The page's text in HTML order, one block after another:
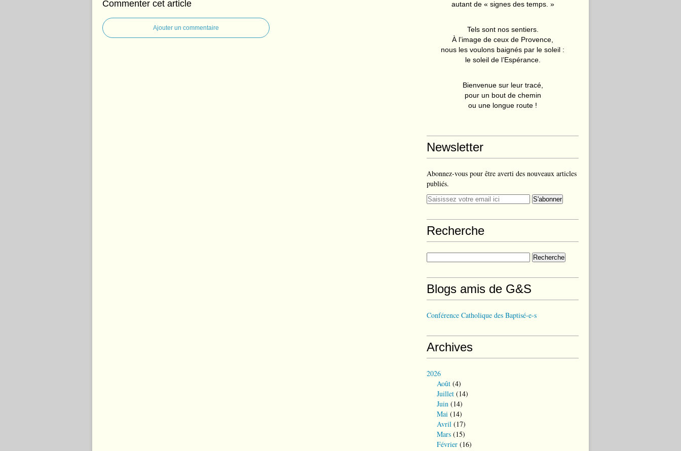
Commenter cet article
Ajouter un commentaire
autant de « signes des temps. »
Tels sont nos sentiers.
À l’image de ceux de Provence,
nous les voulons baignés par le soleil :
le soleil de l’Espérance.
Bienvenue sur leur tracé,
pour un bout de chemin
ou une longue route !
Newsletter
Abonnez-vous pour être averti des nouveaux articles
publiés.
Recherche
Blogs amis de G&S
Conférence Catholique des Baptisé-e-s
Archives
2026
Août (4)
Juillet (14)
Juin (14)
Mai (14)
Avril (17)
Mars (15)
Février (16)